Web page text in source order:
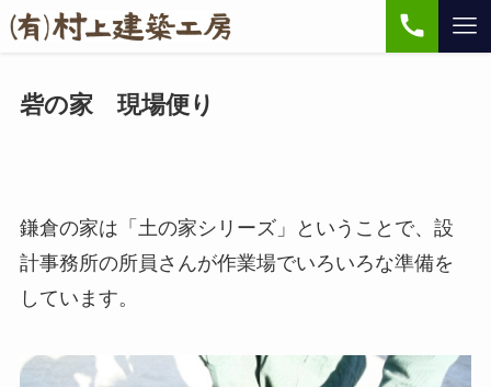
砦の家 現場便り
鎌倉の家は「土の家シリーズ」ということで、設
計事務所の所員さんが作業場でいろいろな準備を
しています。